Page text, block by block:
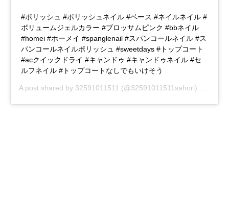
#ポリッシュ #ポリッシュネイル #ベース #ネイルネイル #
ボリュームジェルカラー #ブロッサムピンク #bbネイル
#homei #ホーメイ #spanglenail #スパンコールネイル #ス
パンコールネイルポリッシュ #sweetdays #トップコート
#acクイックドライ #キャンドゥ #キャンドゥネイル #セ
ルフネイル #トップコートなしでもいけそう
A post shared by 32591011511 (@32591011511sahori) on